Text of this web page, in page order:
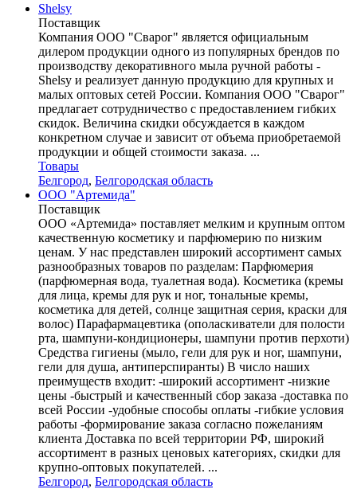
Shelsy
Поставщик
Компания ООО "Сварог" является официальным
дилером продукции одного из популярных брендов по
производству декоративного мыла ручной работы -
Shelsy и реализует данную продукцию для крупных и
малых оптовых сетей России. Компания ООО "Сварог"
предлагает сотрудничество с предоставлением гибких
скидок. Величина скидки обсуждается в каждом
конкретном случае и зависит от объема приобретаемой
продукции и общей стоимости заказа. ...
Товары
Белгород, Белгородская область
ООО "Артемида"
Поставщик
ООО «Артемида» поставляет мелким и крупным оптом
качественную косметику и парфюмерию по низким
ценам. У нас представлен широкий ассортимент самых
разнообразных товаров по разделам: Парфюмерия
(парфюмерная вода, туалетная вода). Косметика (кремы
для лица, кремы для рук и ног, тональные кремы,
косметика для детей, солнце защитная серия, краски для
волос) Парафармацевтика (ополаскиватели для полости
рта, шампуни-кондиционеры, шампуни против перхоти)
Средства гигиены (мыло, гели для рук и ног, шампуни,
гели для душа, антиперспиранты) В число наших
преимуществ входит: -широкий ассортимент -низкие
цены -быстрый и качественный сбор заказа -доставка по
всей России -удобные способы оплаты -гибкие условия
работы -формирование заказа согласно пожеланиям
клиента Доставка по всей территории РФ, широкий
ассортимент в разных ценовых категориях, скидки для
крупно-оптовых покупателей. ...
Белгород, Белгородская область